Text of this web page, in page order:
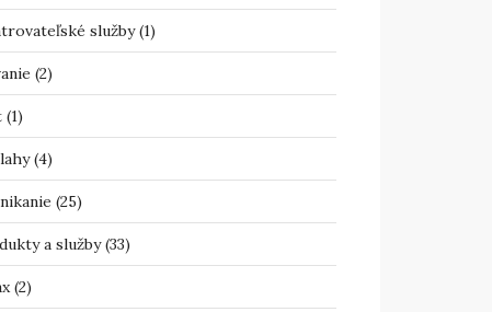
služby(1)
(2)
(1)
(4)
(25)
a služby(33)
(2)